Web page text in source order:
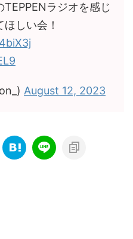
ラジオを感じ
しい会！
August 12, 2023